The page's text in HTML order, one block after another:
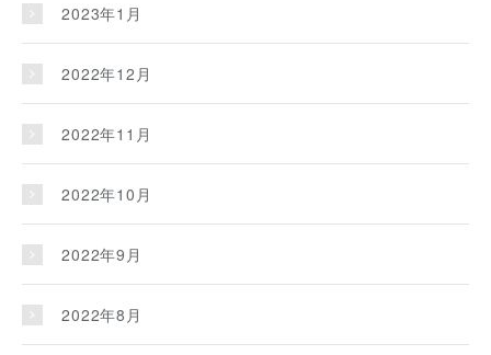
2023年1月
2022年12月
2022年11月
2022年10月
2022年9月
2022年8月